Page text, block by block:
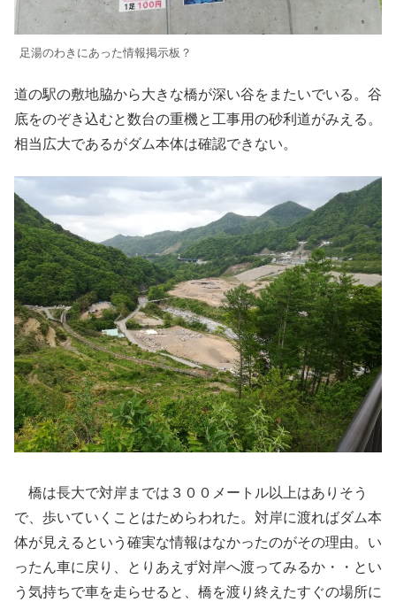
足湯のわきにあった情報掲示板？
道の駅の敷地脇から大きな橋が深い谷をまたいでいる。谷
底をのぞき込むと数台の重機と工事用の砂利道がみえる。
相当広大であるがダム本体は確認できない。
橋は長大で対岸までは３００メートル以上はありそう
で、歩いていくことはためらわれた。対岸に渡ればダム本
体が見えるという確実な情報はなかったのがその理由。い
ったん車に戻り、とりあえず対岸へ渡ってみるか・・とい
う気持ちで車を走らせると、橋を渡り終えたすぐの場所に